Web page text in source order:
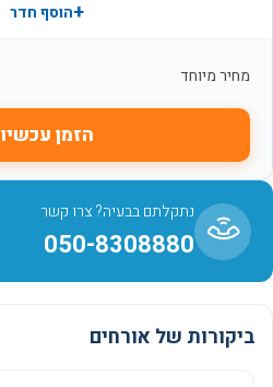
ביקורות של אורחים
+הוסף חדר
מחיר מיוחד
הזמן עכשיו
נתקלתם בבעיה? צרו קשר
050-8308880